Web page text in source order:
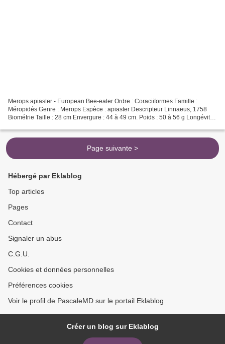
Merops apiaster - European Bee-eater Ordre : Coraciiformes Famille :
Méropidés Genre : Merops Espèce : apiaster Descripteur Linnaeus, 1758
Biométrie Taille : 28 cm Envergure : 44 à 49 cm. Poids : 50 à 56 g Longévité :
Page suivante >
Hébergé par Eklablog
Top articles
Pages
Contact
Signaler un abus
C.G.U.
Cookies et données personnelles
Préférences cookies
Voir le profil de PascaleMD sur le portail Eklablog
Créer un blog sur Eklablog